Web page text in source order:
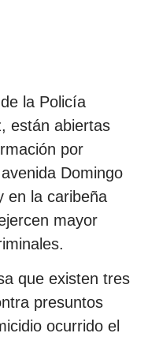
la Policía
están abiertas
por
Domingo
en la caribeña
mayor
que existen tres
presuntos
ocurrido el